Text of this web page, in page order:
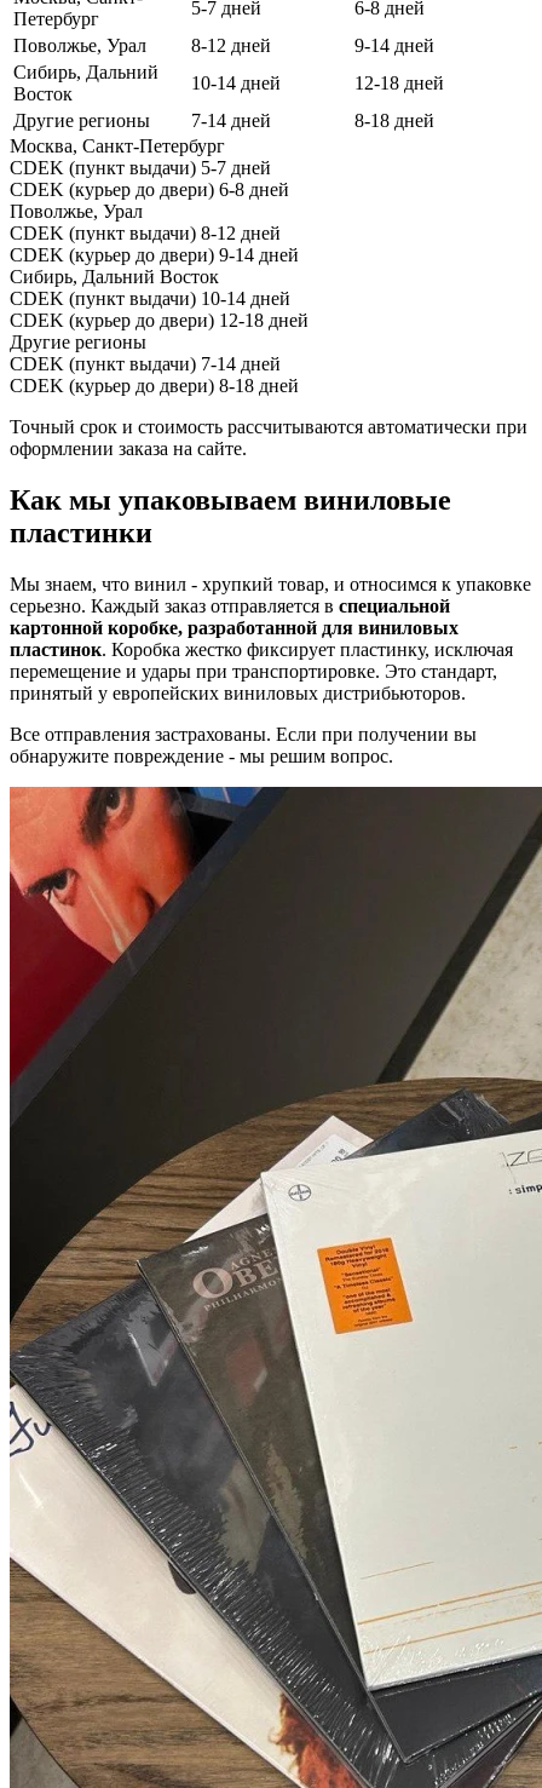
Петербург
5-7 дней
6-8 дней
Поволжье, Урал
8-12 дней
9-14 дней
Сибирь, Дальний
Восток
10-14 дней
12-18 дней
Другие регионы
7-14 дней
8-18 дней
Москва, Санкт-Петербург
CDEK (пункт выдачи) 5-7 дней
CDEK (курьер до двери) 6-8 дней
Поволжье, Урал
CDEK (пункт выдачи) 8-12 дней
CDEK (курьер до двери) 9-14 дней
Сибирь, Дальний Восток
CDEK (пункт выдачи) 10-14 дней
CDEK (курьер до двери) 12-18 дней
Другие регионы
CDEK (пункт выдачи) 7-14 дней
CDEK (курьер до двери) 8-18 дней
Точный срок и стоимость рассчитываются автоматически при
оформлении заказа на сайте.
Как мы упаковываем виниловые
пластинки
Мы знаем, что винил - хрупкий товар, и относимся к упаковке
серьезно. Каждый заказ отправляется в специальной
картонной коробке, разработанной для виниловых
пластинок. Коробка жестко фиксирует пластинку, исключая
перемещение и удары при транспортировке. Это стандарт,
принятый у европейских виниловых дистрибьюторов.
Все отправления застрахованы. Если при получении вы
обнаружите повреждение - мы решим вопрос.